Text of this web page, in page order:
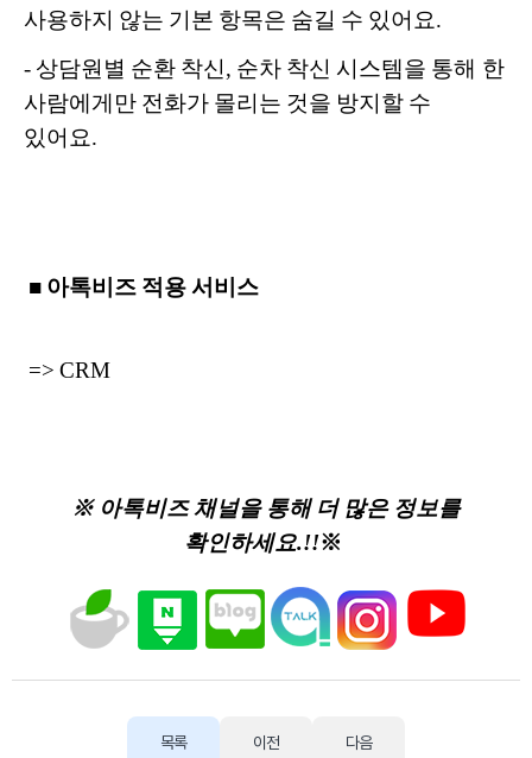
사용하지 않는 기본 항목은 숨길 수 있어요.
- 상담원별 순환 착신, 순차 착신 시스템을 통해 한
사람에게만 전화가 몰리는 것을 방지할 수
있어요.
■ 아톡비즈 적용 서비스
=> CRM
※ 아톡비즈 채널을 통해 더 많은 정보를
확인하세요.!!※
목록 이전 다음